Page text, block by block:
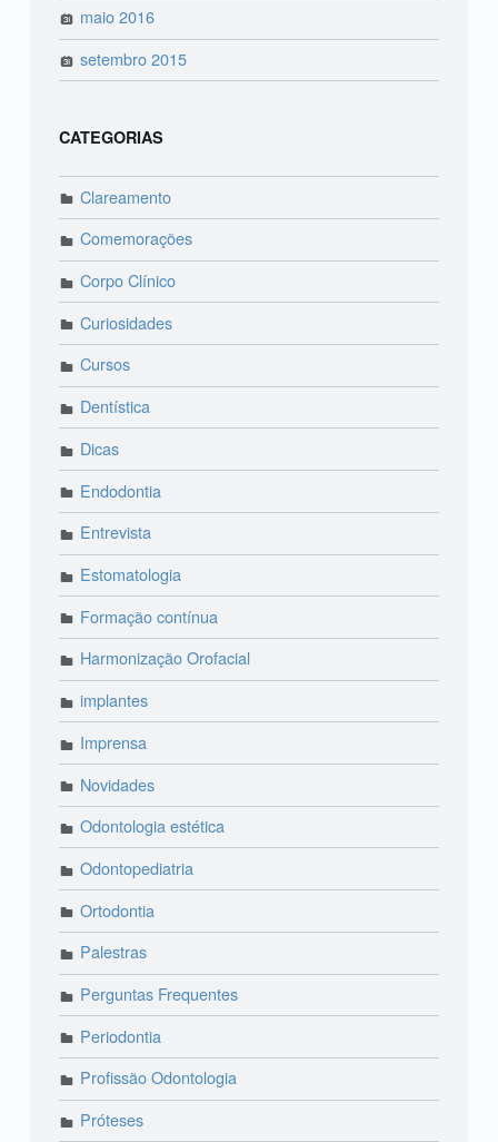
maio 2016
setembro 2015
CATEGORIAS
Clareamento
Comemorações
Corpo Clínico
Curiosidades
Cursos
Dentística
Dicas
Endodontia
Entrevista
Estomatologia
Formação contínua
Harmonização Orofacial
implantes
Imprensa
Novidades
Odontologia estética
Odontopediatria
Ortodontia
Palestras
Perguntas Frequentes
Periodontia
Profissão Odontologia
Próteses